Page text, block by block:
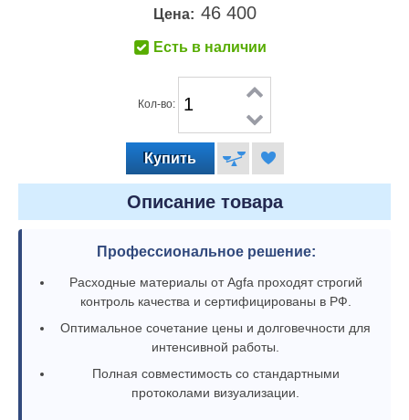
Цена: 46 400
Есть в наличии
Кол-во:
Описание товара
Профессиональное решение:
Расходные материалы от Agfa проходят строгий
контроль качества и сертифицированы в РФ.
Оптимальное сочетание цены и долговечности для
интенсивной работы.
Полная совместимость со стандартными
протоколами визуализации.